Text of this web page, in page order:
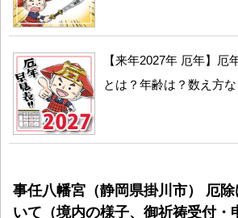
【来年2027年 厄年】厄
とは？年齢は？数え方
事任八幡宮（静岡県掛川市） 厄
いて（境内の様子、御祈祷受付・